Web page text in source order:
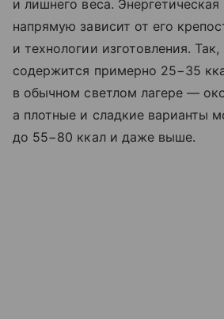
и лишнего веса. Энергетическая
напрямую зависит от его
и технологии изготовления.
содержится примерно 25−35
в обычном светлом лагере —
а плотные и сладкие варианты
до 55−80 ккал и даже выше.